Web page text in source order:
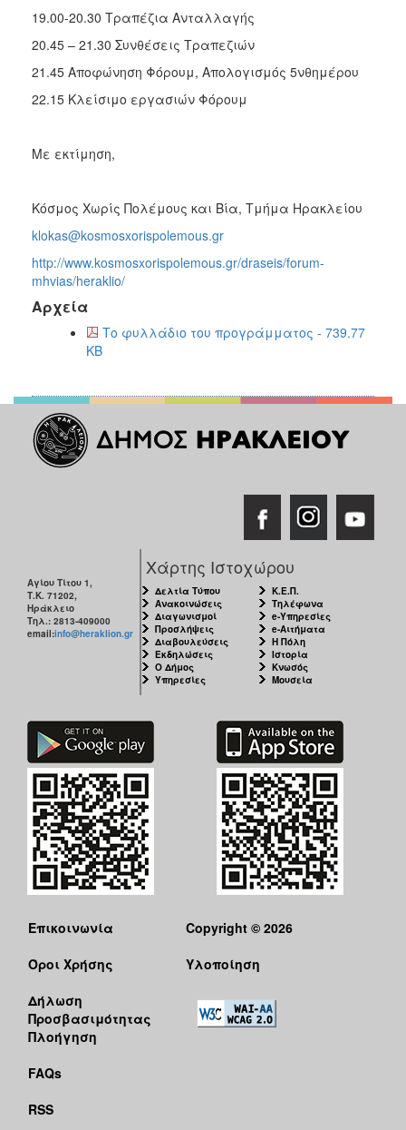
19.00-20.30 Τραπέζια Ανταλλαγής
20.45 – 21.30 Συνθέσεις Τραπεζιών
21.45 Αποφώνηση Φόρουμ, Απολογισμός 5νθημέρου
22.15 Κλείσιμο εργασιών Φόρουμ
Με εκτίμηση,
Κόσμος Χωρίς Πολέμους και Βία, Τμήμα Ηρακλείου
klokas@kosmosxorispolemous.gr
http://www.kosmosxorispolemous.gr/draseis/forum-
mhvias/heraklio/
Αρχεία
Το φυλλάδιο του προγράμματος - 739.77
KB
Αγίου Τίτου 1,
Τ.Κ. 71202,
Ηράκλειο
Τηλ.: 2813-409000
email:info@heraklion.gr
Χάρτης Ιστοχώρου
Δελτία Τύπου
Ανακοινώσεις
Διαγωνισμοί
Προσλήψεις
Διαβουλεύσεις
Εκδηλώσεις
Ο Δήμος
Υπηρεσίες
Κ.Ε.Π.
Τηλέφωνα
e-Υπηρεσίες
e-Αιτήματα
Η Πόλη
Ιστορία
Κνωσός
Μουσεία
Επικοινωνία
Όροι Χρήσης
Δήλωση
Προσβασιμότητας
Πλοήγηση
FAQs
RSS
Copyright © 2026
Υλοποίηση